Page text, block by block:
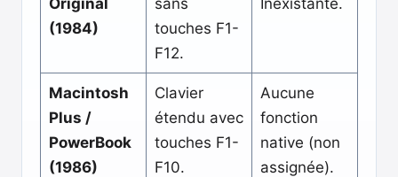
Original
(1984)
sans
touches F1-
F12.
Inexistante.
Macintosh
Plus /
PowerBook
(1986)
Clavier
étendu avec
touches F1-
F10.
Aucune
fonction
native (non
assignée).